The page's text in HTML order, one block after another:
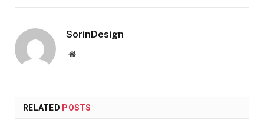
SorinDesign
Website
RELATED POSTS